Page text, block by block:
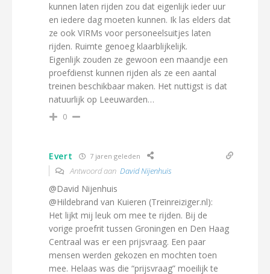
kunnen laten rijden zou dat eigenlijk ieder uur
en iedere dag moeten kunnen. Ik las elders dat
ze ook VIRMs voor personeelsuitjes laten
rijden. Ruimte genoeg klaarblijkelijk.
Eigenlijk zouden ze gewoon een maandje een
proefdienst kunnen rijden als ze een aantal
treinen beschikbaar maken. Het nuttigst is dat
natuurlijk op Leeuwarden…
0
Evert 7 jaren geleden
Antwoord aan David Nijenhuis
@David Nijenhuis
@Hildebrand van Kuieren (Treinreiziger.nl):
Het lijkt mij leuk om mee te rijden. Bij de
vorige proefrit tussen Groningen en Den Haag
Centraal was er een prijsvraag. Een paar
mensen werden gekozen en mochten toen
mee. Helaas was die “prijsvraag” moeilijk te